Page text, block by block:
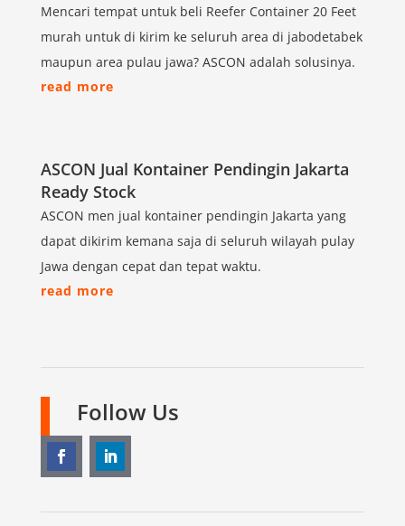
Mencari tempat untuk beli Reefer Container 20 Feet
murah untuk di kirim ke seluruh area di jabodetabek
maupun area pulau jawa? ASCON adalah solusinya.
read more
ASCON Jual Kontainer Pendingin Jakarta
Ready Stock
ASCON men jual kontainer pendingin Jakarta yang
dapat dikirim kemana saja di seluruh wilayah pulay
Jawa dengan cepat dan tepat waktu.
read more
Follow Us